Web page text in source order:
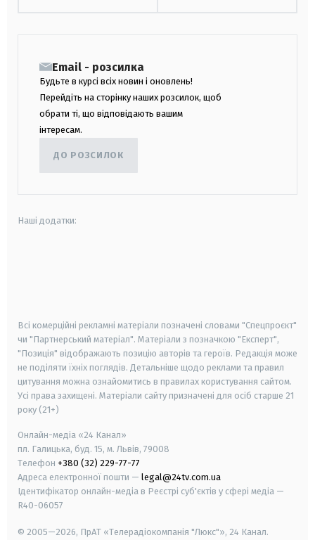
Email - розсилка
Будьте в курсі всіх новин і оновлень!
Перейдіть на сторінку наших розсилок, щоб
обрати ті, що відповідають вашим
інтересам.
ДО РОЗСИЛОК
Наші додатки:
Всі комерційні рекламні матеріали позначені словами "Спецпроєкт"
чи "Партнерський матеріал". Матеріали з позначкою "Експерт",
"Позиція" відображають позицію авторів та героїв. Редакція може
не поділяти їхніх поглядів. Детальніше щодо реклами та правил
цитування можна ознайомитись в правилах користування сайтом.
Усі права захищені. Матеріали сайту призначені для осіб старше 21
року (21+)
Онлайн-медіа «24 Канал»
пл. Галицька, буд. 15, м. Львів, 79008
Телефон +380 (32) 229-77-77
Адреса електронної пошти — legal@24tv.com.ua
Ідентифікатор онлайн-медіа в Реєстрі суб'єктів у сфері медіа —
R40-06057
© 2005—2026, ПрАТ «Телерадіокомпанія "Люкс"», 24 Канал.